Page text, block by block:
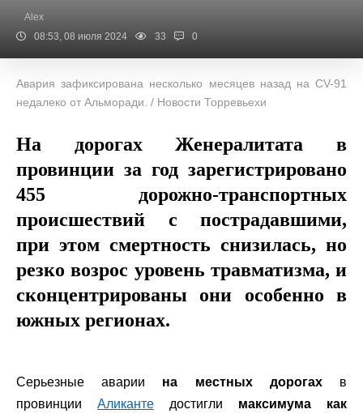
Alex
08:53, 08 июля 2024
33 0
Авария зафиксирована несколько месяцев назад на CV-91
недалеко от Альморади. / Новости Торревьехи
На дорогах Женералитата в
провинции за год зарегистрировано
455 дорожно-транспортных
происшествий с пострадавшими,
при этом смертность снизилась, но
резко возрос уровень травматизма, и
сконцентрированы они особенно в
южных регионах.
Серьезные аварии на местных дорогахв
провинции Аликанте достигли максимума как